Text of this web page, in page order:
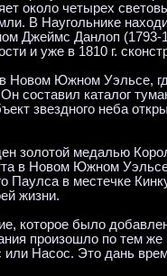
около четырех
В Наугольнике
Джеймс Данлоп
и уже в 1810 г.
Новом Южном Уэльсе,
составил каталог
звездного неба
золотой медалью
в Новом Южном
Паулса в местечке
жизни.
которое было
произошло по тем
Насос. Это дань